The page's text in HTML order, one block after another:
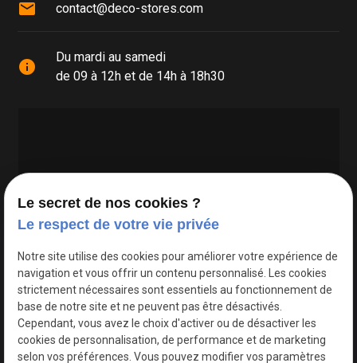
mail contact@deco-stores.com
info
Du mardi au samedi
de 09 à 12h et de 14h à 18h30
Google Maps Search API est désactivé.
Le secret de nos cookies ?
Le respect de votre vie privée
Notre site utilise des cookies pour améliorer votre expérience de
navigation et vous offrir un contenu personnalisé. Les cookies
strictement nécessaires sont essentiels au fonctionnement de
base de notre site et ne peuvent pas être désactivés.
Cependant, vous avez le choix d'activer ou de désactiver les
cookies de personnalisation, de performance et de marketing
selon vos préférences. Vous pouvez modifier vos paramètres